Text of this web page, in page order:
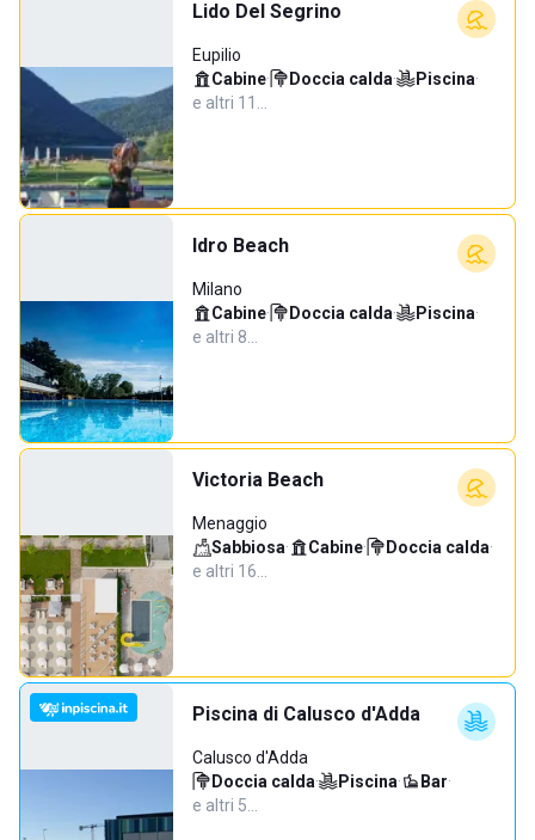
Lido Del Segrino
Eupilio
Cabine· Doccia calda· Piscina·
e altri 11…
Idro Beach
Milano
Cabine· Doccia calda· Piscina·
e altri 8…
Victoria Beach
Menaggio
Sabbiosa· Cabine· Doccia calda·
e altri 16…
Piscina di Calusco d'Adda
Calusco d'Adda
Doccia calda· Piscina· Bar·
e altri 5…